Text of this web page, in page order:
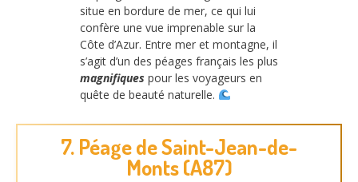
situe en bordure de mer, ce qui lui
confère une vue imprenable sur la
Côte d’Azur. Entre mer et montagne, il
s’agit d’un des péages français les plus
magnifiques pour les voyageurs en
quête de beauté naturelle.
7. Péage de Saint-Jean-de-
Monts (A87)